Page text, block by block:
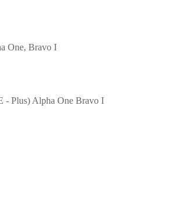
One, Bravo I
- Plus) Alpha One Bravo I